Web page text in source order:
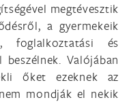
megtévesztik
a gyermekeik
foglalkoztatási és
Valójában
őket ezeknek az
mondják el nekik